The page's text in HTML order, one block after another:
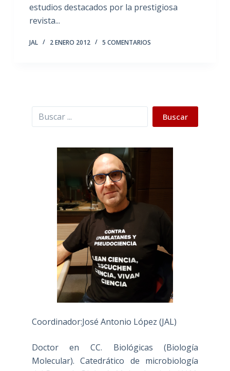
estudios destacados por la prestigiosa
revista...
JAL 2 ENERO 2012 5 COMENTARIOS
Buscar Buscar
Coordinador:José Antonio López (JAL)
Doctor en CC. Biológicas (Biología
Molecular). Catedrático de microbiología